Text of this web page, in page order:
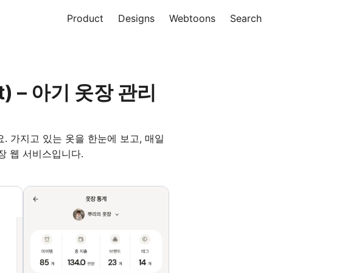
Product Designs Webtoons Search
– 아기 옷장 관리
가지고 있는 옷을 한눈에 보고, 매일
웹 서비스입니다.